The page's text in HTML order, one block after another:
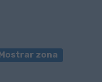
Mostrar zona